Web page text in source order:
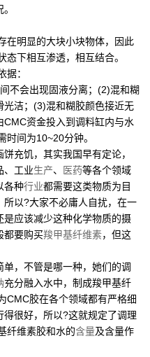
明显的大块小块物体，因此
下相互渗透，相互结合。
：
会出现固液分离；(2)混和糊
光洁；(3)混和糊胶颜色接近无
资金投入到调料缸内与水
间为10~20分钟。
饼充饥，其实我国早有定论，
、工业生产、 医药等各个领域
各种行业都需要这类物质为目
以?大家不必庸人自扰，在一
应该减少这种化学物质的摄
都要购买羧甲基纤维素，但这
单，不管是哪一种，她们的调
充分融入水中，制成羧甲基纤
CMC胶在各个领域都有严格细
很好，所以?这就规定了调理
纤维素胶和水的含量及含量作